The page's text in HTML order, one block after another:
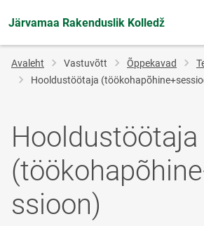
Järvamaa Rakenduslik Kolledž
Jälglink
Avaleht Vastuvõtt Õppekavad
Hooldustöötaja
Hooldustöötaja
ssioon)